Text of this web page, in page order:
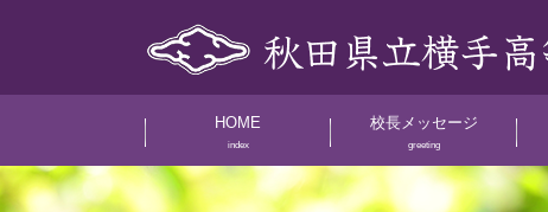
HOME
index
校長メッセージ
greeting